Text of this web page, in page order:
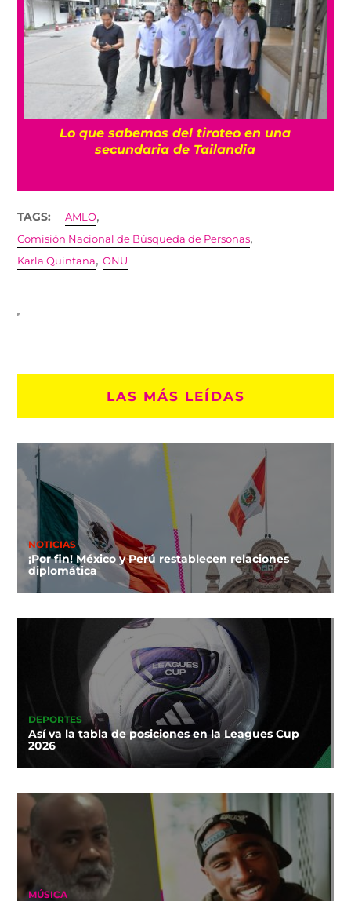
Lo que sabemos del tiroteo en una
secundaria de Tailandia
TAGS: AMLO,
Comisión Nacional de Búsqueda de Personas,
Karla Quintana,ONU
LAS MÁS LEÍDAS
NOTICIAS
¡Por fin! México y Perú restablecen relaciones
diplomática
DEPORTES
Así va la tabla de posiciones en la Leagues Cup
2026
MÚSICA